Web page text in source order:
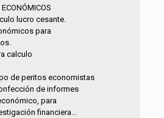
lucro cesante.
para
calculo
de peritos economistas
de informes
para
financiera...